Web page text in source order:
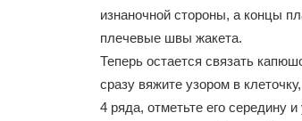
изнаночной стороны, а концы
плечевые швы жакета.
Теперь остается связать
сразу вяжите узором в
4 ряда, отметьте его середину